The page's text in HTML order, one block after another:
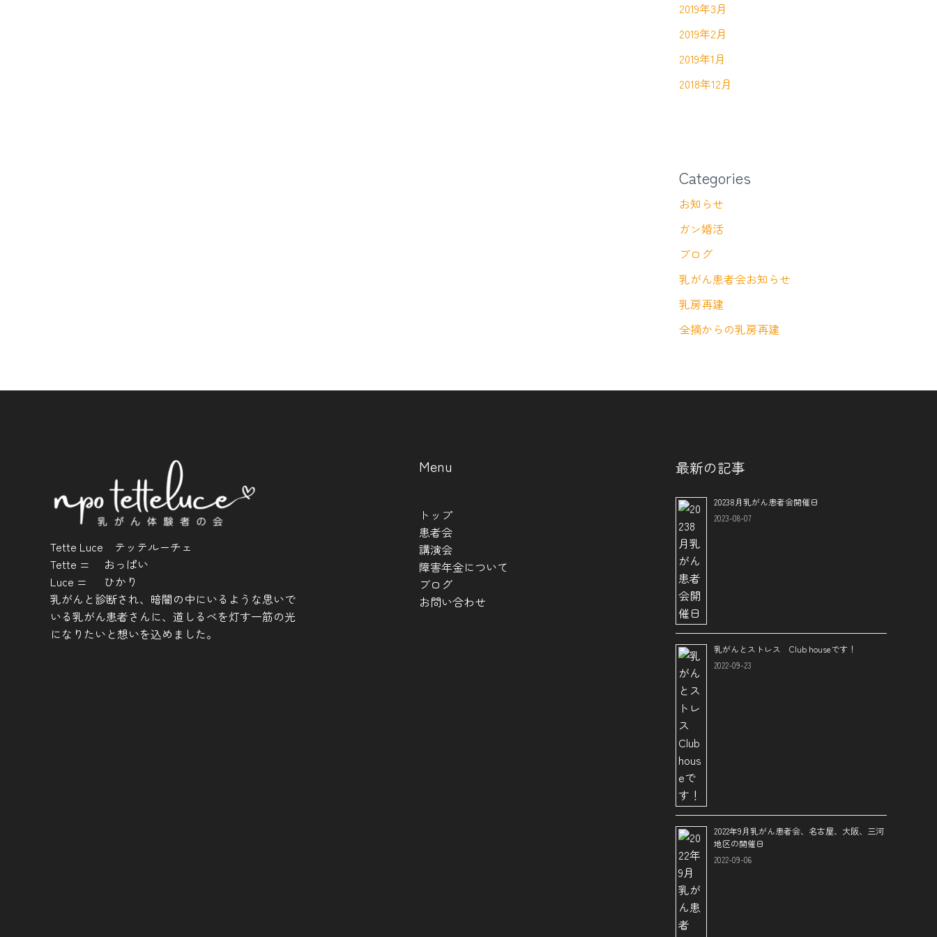
2019年3月
2019年2月
2019年1月
2018年12月
Categories
お知らせ
ガン婚活
ブログ
乳がん患者会お知らせ
乳房再建
全摘からの乳房再建
Tette Luce テッテルーチェ
Tette = おっぱい
Luce = ひかり
乳がんと診断され、暗闇の中にいるような思いで
いる乳がん患者さんに、道しるべを灯す一筋の光
になりたいと想いを込めました。
Menu
トップ
患者会
講演会
障害年金について
ブログ
お問い合わせ
最新の記事
20238月乳がん患者会開催日
2023-08-07
乳がんとストレス Club houseです！
2022-09-23
2022年9月乳がん患者会、名古屋、大阪、三河
地区の開催日
2022-09-06